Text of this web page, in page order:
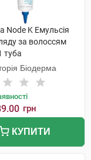
Node K Емульсія
за волоссям
туба
Біодерма
грн
КУПИТИ